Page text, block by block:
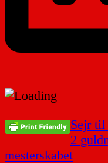
Sejr til
2
mesterskabet